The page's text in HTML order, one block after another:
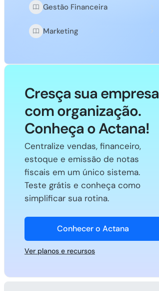
Gestão Financeira
Marketing
Cresça sua empresa
com organização.
Conheça o Actana!
Centralize vendas, financeiro,
estoque e emissão de notas
fiscais em um único sistema.
Teste grátis e conheça como
simplificar sua rotina.
Conhecer o Actana
Ver planos e recursos